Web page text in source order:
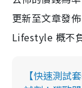
更新至文章發
Lifestyle 概不
【快速測試